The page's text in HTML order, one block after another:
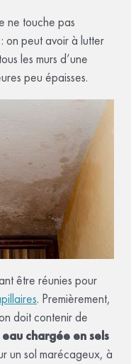
ne touche pas
on peut avoir à lutter
les murs d’une
peu épaisses.
être réunies pour
. Premièrement,
doit contenir de
eau chargée en sels
un sol marécageux, à